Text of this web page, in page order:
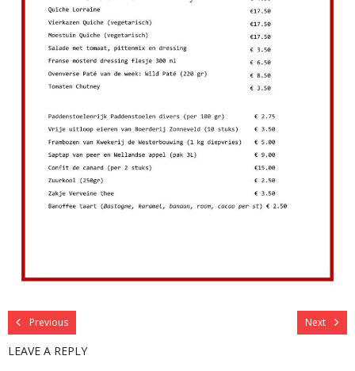
Previous Next
LEAVE A REPLY